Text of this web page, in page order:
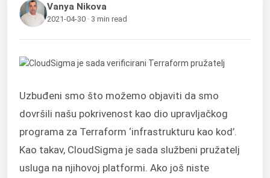
Vanya Nikova
2021-04-30 · 3 min read
Uzbuđeni smo što možemo objaviti da smo
dovršili našu pokrivenost kao dio upravljačkog
programa za Terraform ‘infrastrukturu kao kod’.
Kao takav, CloudSigma je sada službeni pružatelj
usluga na njihovoj platformi. Ako još niste